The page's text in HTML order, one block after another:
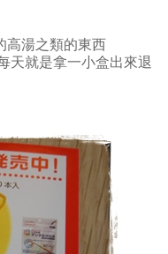
高湯之類的東西
天就是拿一小盒出來退